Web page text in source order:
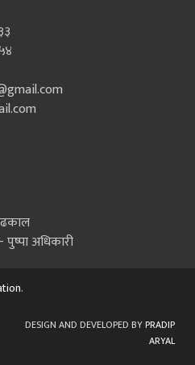
ढकाल
पुष्पा अधिकारी
.
DESIGN AND DEVELOPED BYPRADIP
ARYAL